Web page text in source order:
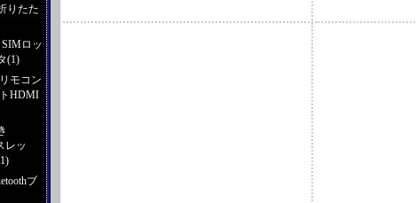
りたた
SIMロッ
(1)
モコン
HDMI
レッ
ブ